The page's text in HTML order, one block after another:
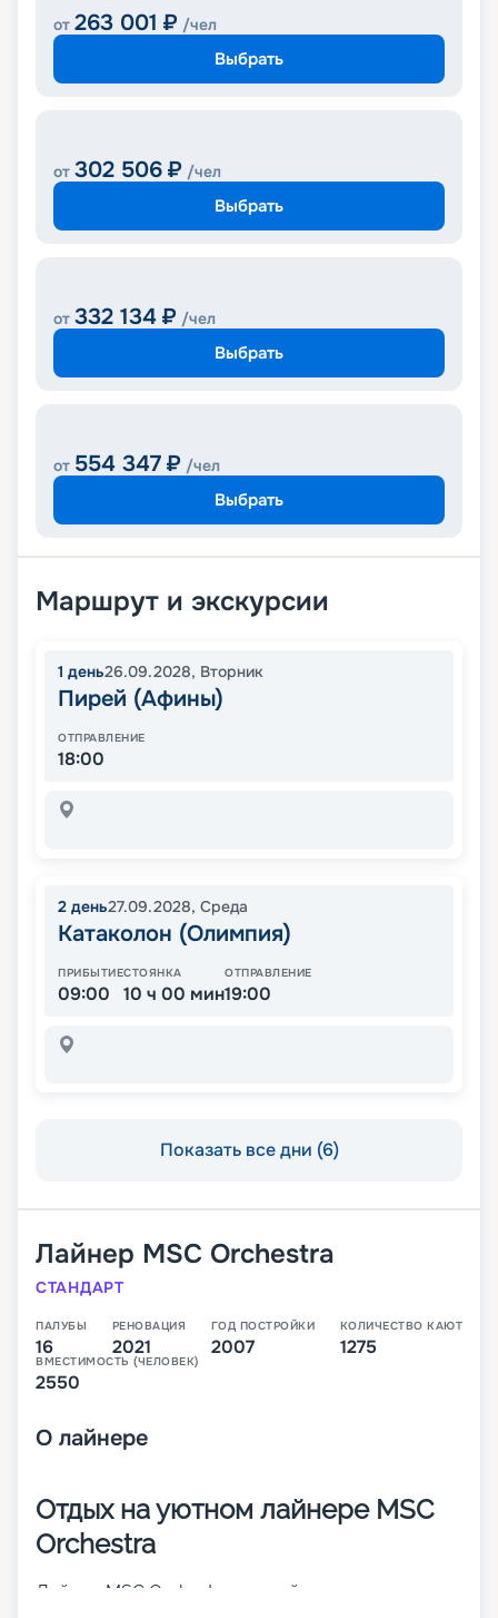
от 263 001 ₽ /чел
Выбрать
от 302 506 ₽ /чел
Выбрать
от 332 134 ₽ /чел
Выбрать
от 554 347 ₽ /чел
Выбрать
Маршрут и экскурсии
1 день26.09.2028, Вторник
Пирей (Афины)
ОТПРАВЛЕНИЕ
18:00
2 день27.09.2028, Среда
Катаколон (Олимпия)
ПРИБЫТИЕ
09:00
СТОЯНКА
10 ч 00 мин
ОТПРАВЛЕНИЕ
19:00
Показать все дни (6)
Лайнер MSC Orchestra
СТАНДАРТ
ПАЛУБЫ
16
РЕНОВАЦИЯ
2021
ГОД ПОСТРОЙКИ
2007
КОЛИЧЕСТВО КАЮТ
1275
ВМЕСТИМОСТЬ (ЧЕЛОВЕК)
2550
О лайнере
Отдых на уютном лайнере MSC
Orchestra
Лайнер MSC Orchestra – яркий представитель